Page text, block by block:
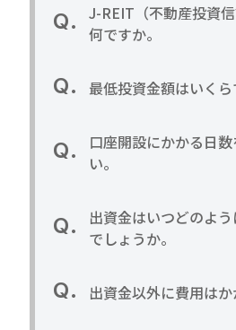
J-REIT（不動産投資
何ですか。
最低投資金額はいくら
口座開設にかかる日
い。
出資金はいつどのよ
でしょうか。
出資金以外に費用はか